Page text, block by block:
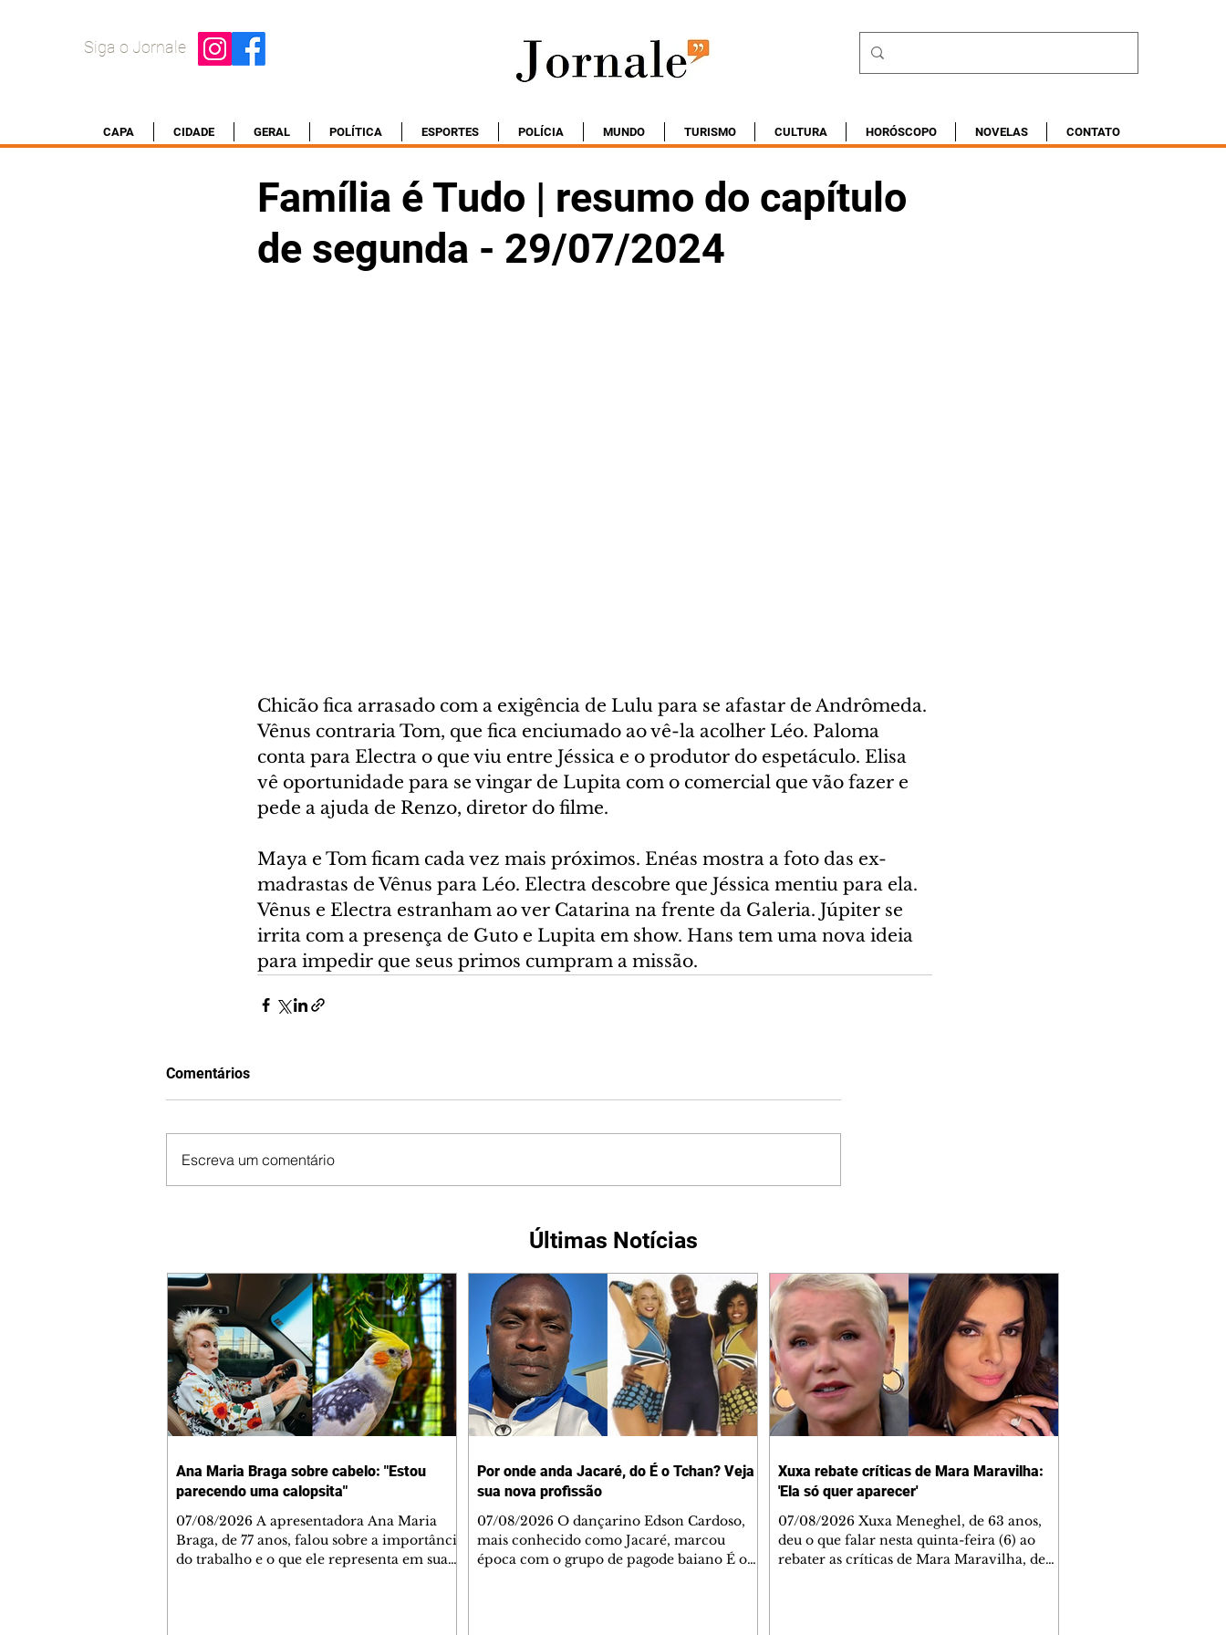
Siga o Jornale
CAPA CIDADE GERAL POLÍTICA ESPORTES POLÍCIA MUNDO TURISMO CULTURA HORÓSCOPO NOVELAS CONTATO
Família é Tudo | resumo do capítulo
de segunda - 29/07/2024
Chicão fica arrasado com a exigência de Lulu para se afastar de Andrômeda.
Vênus contraria Tom, que fica enciumado ao vê-la acolher Léo. Paloma
conta para Electra o que viu entre Jéssica e o produtor do espetáculo. Elisa
vê oportunidade para se vingar de Lupita com o comercial que vão fazer e
pede a ajuda de Renzo, diretor do filme.
Maya e Tom ficam cada vez mais próximos. Enéas mostra a foto das ex-
madrastas de Vênus para Léo. Electra descobre que Jéssica mentiu para ela.
Vênus e Electra estranham ao ver Catarina na frente da Galeria. Júpiter se
irrita com a presença de Guto e Lupita em show. Hans tem uma nova ideia
para impedir que seus primos cumpram a missão.
Comentários
Escreva um comentário
Últimas Notícias
Ana Maria Braga sobre cabelo: "Estou
parecendo uma calopsita"
07/08/2026 A apresentadora Ana Maria
Braga, de 77 anos, falou sobre a importância
do trabalho e o que ele representa em sua
Por onde anda Jacaré, do É o Tchan? Veja
sua nova profissão
07/08/2026 O dançarino Edson Cardoso,
mais conhecido como Jacaré, marcou
época com o grupo de pagode baiano É o
Xuxa rebate críticas de Mara Maravilha:
'Ela só quer aparecer'
07/08/2026 Xuxa Meneghel, de 63 anos,
deu o que falar nesta quinta-feira (6) ao
rebater as críticas de Mara Maravilha, de